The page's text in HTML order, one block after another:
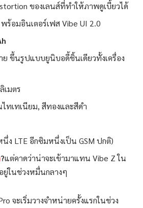
ของเลนส์ที่ทำให้ภาพดูเบี้ยวได้
ร้อมอินเตอร์เฟส Vibe UI 2.0
ขึ้นรูปแบบยูนิบอดี้ชิ้นเดียวทั้งเครื่อง
เมตร
ไทเทเนียม, สีทองและสีดำ
นึ่ง LTE อีกซิมหนึ่งเป็น GSM ปกติ)
?แต่คาดว่าน่าจะเข้ามาแทน Vibe Z ใน
ยู่ในช่วงหมื่นกลางๆ
จะเริ่มวางจำหน่ายครั้งแรกในช่วง